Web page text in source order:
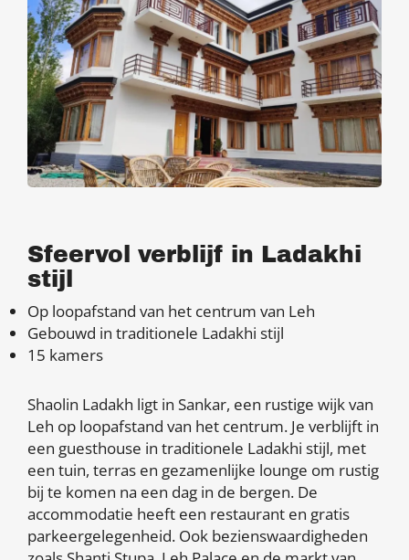
Sfeervol verblijf in Ladakhi
stijl
Op loopafstand van het centrum van Leh
Gebouwd in traditionele Ladakhi stijl
15 kamers
Shaolin Ladakh ligt in Sankar, een rustige wijk van
Leh op loopafstand van het centrum. Je verblijft in
een guesthouse in traditionele Ladakhi stijl, met
een tuin, terras en gezamenlijke lounge om rustig
bij te komen na een dag in de bergen. De
accommodatie heeft een restaurant en gratis
parkeergelegenheid. Ook bezienswaardigheden